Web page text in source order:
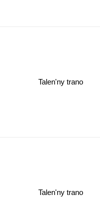
Talen'ny trano
Talen'ny trano